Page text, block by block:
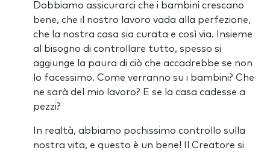
Dobbiamo assicurarci che i bambini crescano
bene, che il nostro lavoro vada alla perfezione,
che la nostra casa sia curata e così via. Insieme
al bisogno di controllare tutto, spesso si
aggiunge la paura di ciò che accadrebbe se non
lo facessimo. Come verranno su i bambini? Che
ne sarà del mio lavoro? E se la casa cadesse a
pezzi?
In realtà, abbiamo pochissimo controllo sulla
nostra vita, e questo è un bene! Il Creatore si